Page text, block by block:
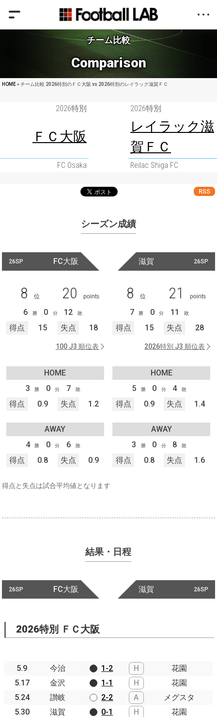
チーム比較
Comparison
HOME» チーム比較 2026特別のＦＣ大阪 vs 2026特別のレイラック滋賀ＦＣ
2026特別 2026特別
ＦＣ大阪
レイラック滋
賀ＦＣ
FC Osaka Reilac Shiga FC
RSS
シーズン成績
26SP FC大阪 26SP
滋賀
8 位 20 points
6 勝 0 分 12 敗
得点 15 失点 18
100 J3 順位表
HOME
3
勝 0 分 7 敗
得点 0.9 失点 1.2
AWAY
4
勝 0 分 6 敗
得点 0.8 失点 0.9
8 位 21 points
7 勝 0 分 11 敗
得点 15 失点 28
2026特別 J3 順位表
HOME
5
勝 0 分 4 敗
得点 0.9 失点 1.4
AWAY
3
勝 0 分 8 敗
得点 0.8 失点 1.6
得点と失点は試合平均値となります
結果・日程
26SP FC大阪 26SP
滋賀
2026特別 ＦＣ大阪
5.9 今治 1-2 H
花園
5.17
金沢 1-1 H
花園
5.24
讃岐 2-2 A
メグスタ
5.30
滋賀 0-1 H
花園